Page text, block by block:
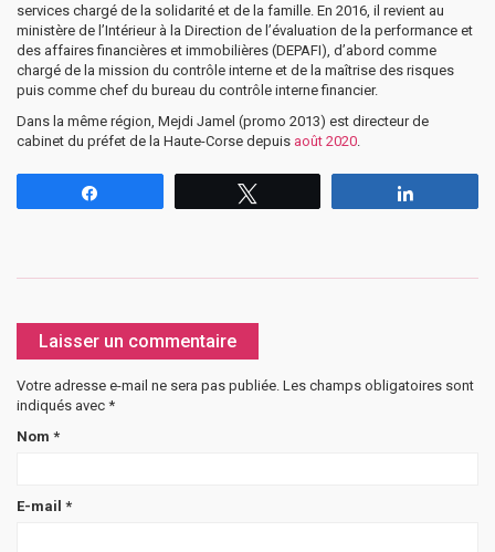
services chargé de la solidarité et de la famille. En 2016, il revient au
ministère de l’Intérieur à la Direction de l’évaluation de la performance et
des affaires financières et immobilières (DEPAFI), d’abord comme
chargé de la mission du contrôle interne et de la maîtrise des risques
puis comme chef du bureau du contrôle interne financier.
Dans la même région, Mejdi Jamel (promo 2013) est directeur de
cabinet du préfet de la Haute-Corse depuis août 2020
Laisser un commentaire
Votre adresse e-mail ne sera pas publiée. Les champs obligatoires sont
indiqués avec *
Nom *
E-mail *